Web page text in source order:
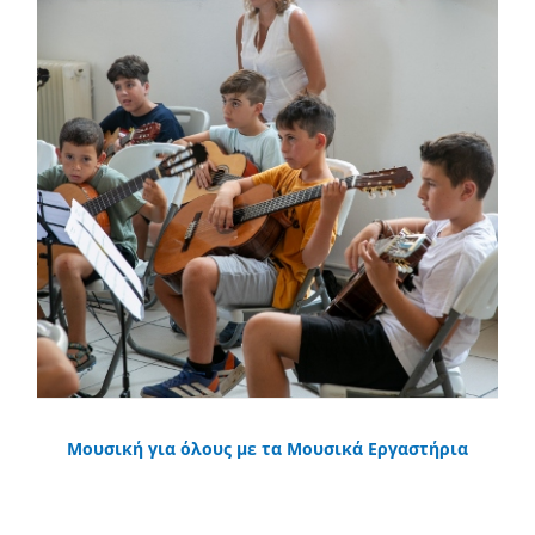
Μουσική για όλους με τα Μουσικά Εργαστήρια